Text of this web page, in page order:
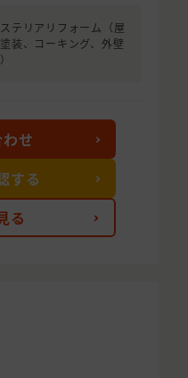
テリアリフォーム（屋
装、コーキング、外壁
る
せ
する